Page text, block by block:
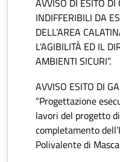
AVVISO DI ESITO
INDIFFERIBILI DA
DELL’AREA
L’AGIBILITÀ ED IL
AMBIENTI SICURI”.
AVVISO ESITO DI
“Progettazione
lavori del progetto
completamento
Polivalente di